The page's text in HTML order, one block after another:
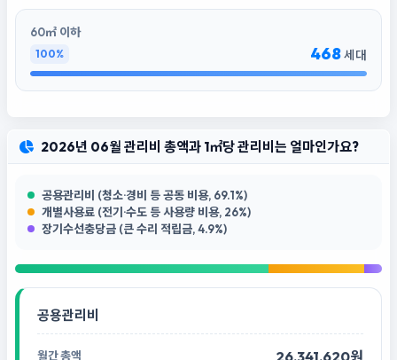
60㎡ 이하
100% 468세대
2026년 06월 관리비 총액과 1㎡당 관리비는 얼마인가요?
공용관리비 (청소·경비 등 공동 비용, 69.1%)
개별사용료 (전기·수도 등 사용량 비용, 26%)
장기수선충당금 (큰 수리 적립금, 4.9%)
공용관리비
26,341,620원